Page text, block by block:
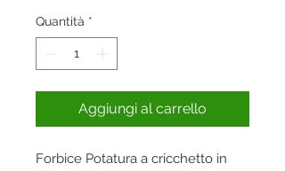
Quantità *
Aggiungi al carrello
Forbice Potatura a cricchetto in